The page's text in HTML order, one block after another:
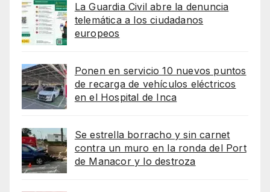
La Guardia Civil abre la denuncia
telemática a los ciudadanos
europeos
Ponen en servicio 10 nuevos puntos
de recarga de vehículos eléctricos
en el Hospital de Inca
Se estrella borracho y sin carnet
contra un muro en la ronda del Port
de Manacor y lo destroza